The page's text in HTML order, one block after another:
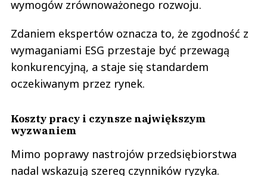
wymogów zrównoważonego rozwoju.
Zdaniem ekspertów oznacza to, że zgodność z
wymaganiami ESG przestaje być przewagą
konkurencyjną, a staje się standardem
oczekiwanym przez rynek.
Koszty pracy i czynsze największym
wyzwaniem
Mimo poprawy nastrojów przedsiębiorstwa
nadal wskazują szereg czynników ryzyka.